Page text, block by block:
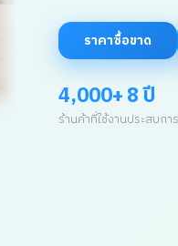
ราคาซื้อขาด
4,000+
ร้านค้าที่ใช้งาน
8 ปี
ประสบก